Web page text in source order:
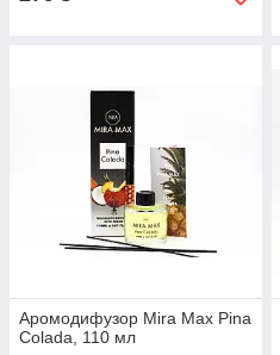
Аромодифузор Mira Max Pina
Colada, 110 мл